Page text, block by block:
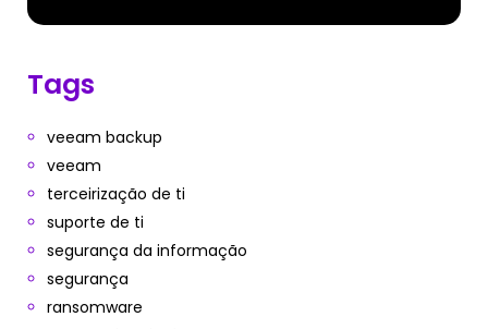
Tags
veeam backup
veeam
terceirização de ti
suporte de ti
segurança da informação
segurança
ransomware